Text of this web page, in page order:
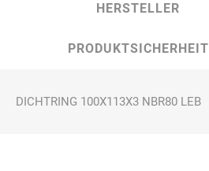
HERSTELLER
PRODUKTSICHERHEIT
DICHTRING 100X113X3 NBR80 LEB